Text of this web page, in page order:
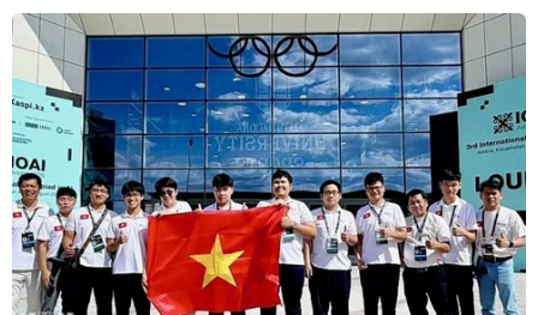
Nhân viên y tế chuyển bệnh nhân nghi nhiễm COVID-19 tới một
bệnh viện ở Daegu, Hàn Quốc. (Ảnh: AP)
Yonhap đưa tin, các lực lượng Mỹ đồn trú tại
Hàn Quốc (USFK) đã hạn chế tất cả các binh sỹ
tránh các chuyến đi không cần thiết đến và đi
từ thành phố Daegu ở Đông Nam Hàn Quốc,